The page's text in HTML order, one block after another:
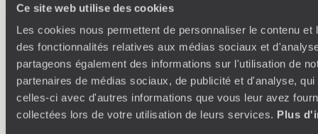
Ce site web utilise des cookies
Les cookies nous permettent de personnaliser le contenu et
des fonctionnalités relatives aux médias sociaux et
partageons également des informations sur l'utilisation de
partenaires de médias sociaux, de publicité et d'analyse,
celles-ci avec d'autres informations que vous leur avez
collectées lors de votre utilisation de leurs services. Plus
Monde
Voyager en toute liberté selon ses envies,
ses idées, ses passions